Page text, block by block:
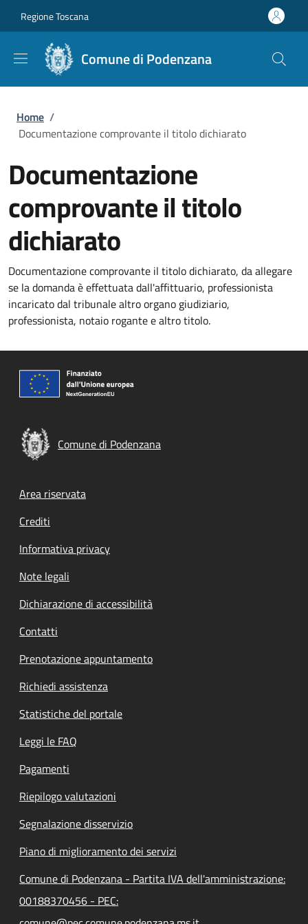
Regione Toscana
Comune di Podenzana
Briciole di pane
Home /
Documentazione comprovante il titolo dichiarato
Documentazione
comprovante il titolo
dichiarato
Documentazione comprovante il titolo dichiarato, da allegare
se la domanda è effettuata dall'affittuario, professionista
incaricato dal tribunale altro organo giudiziario,
professionista, notaio rogante e altro titolo.
Comune di Podenzana
Footer menu
Area riservata
Crediti
Informativa privacy
Note legali
Dichiarazione di accessibilità
Contatti
Prenotazione appuntamento
Richiedi assistenza
Statistiche del portale
Leggi le FAQ
Pagamenti
Riepilogo valutazioni
Segnalazione disservizio
Piano di miglioramento dei servizi
Comune di Podenzana - Partita IVA dell'amministrazione:
00188370456 - PEC: